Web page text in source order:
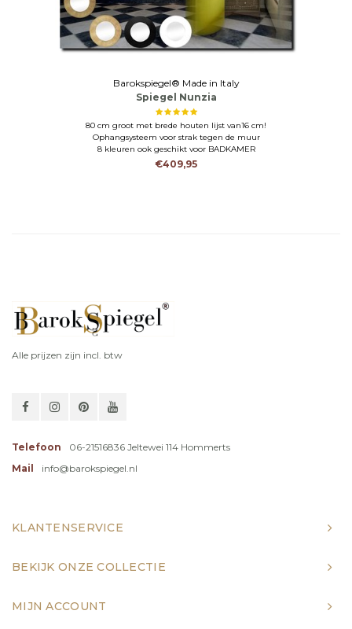
Barokspiegel® Made in Italy
Spiegel Nunzia
80 cm groot met brede houten lijst van16 cm!
Ophangsysteem voor strak tegen de muur
8 kleuren ook geschikt voor BADKAMER
€409,95
Alle prijzen zijn incl. btw
Telefoon
06-21516836 Jeltewei 114 Hommerts
Mail
info@barokspiegel.nl
KLANTENSERVICE
BEKIJK ONZE COLLECTIE
MIJN ACCOUNT